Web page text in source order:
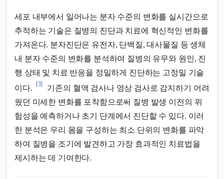
세포 내부에서 일어나는 분자 수준의 변화를 실시간으로
추적하는 기술은 질병의 진단과 치료에 혁신적인 변화를
가져온다. 분자진단은 유전자, 단백질, 대사물질 등 생체
내 분자 수준의 변화를 분석하여 질병의 유무와 원인, 진
행 상태 및 치료 반응을 정밀하게 진단하는 고정밀 기술
이다.
[3]
기존의 혈액 검사나 영상 검사로 감지하기 어려
웠던 미세한 변화를 포착함으로써 질병 발생 이전의 위
험성을 예측하거나 초기 단계에서 진단할 수 있다. 이러
한 분석은 우리 몸을 구성하는 최소 단위의 변화를 파악
하여 질병을 조기에 발견하고 가장 효과적인 치료법을
제시하는 데 기여한다.